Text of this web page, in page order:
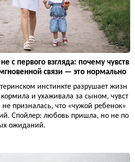
с первого взгляда: почему чувств
связи — это нормально
инстинкте разрушает жизн
и ухаживала за сыном, чувст
не призналась, что «чужой ребенок»
Спойлер: любовь пришла, но не по
ожиданий.